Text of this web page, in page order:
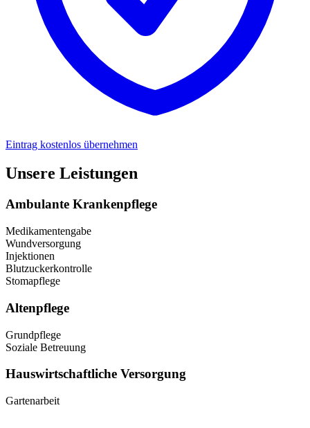
Eintrag kostenlos übernehmen
Unsere Leistungen
Ambulante Krankenpflege
Medikamentengabe
Wundversorgung
Injektionen
Blutzuckerkontrolle
Stomapflege
Altenpflege
Grundpflege
Soziale Betreuung
Hauswirtschaftliche Versorgung
Gartenarbeit